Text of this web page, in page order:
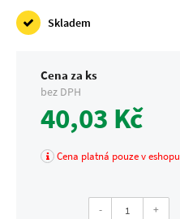
Skladem
Cena za ks
bez DPH
40,03 Kč
Cena platná pouze v eshopu
- +